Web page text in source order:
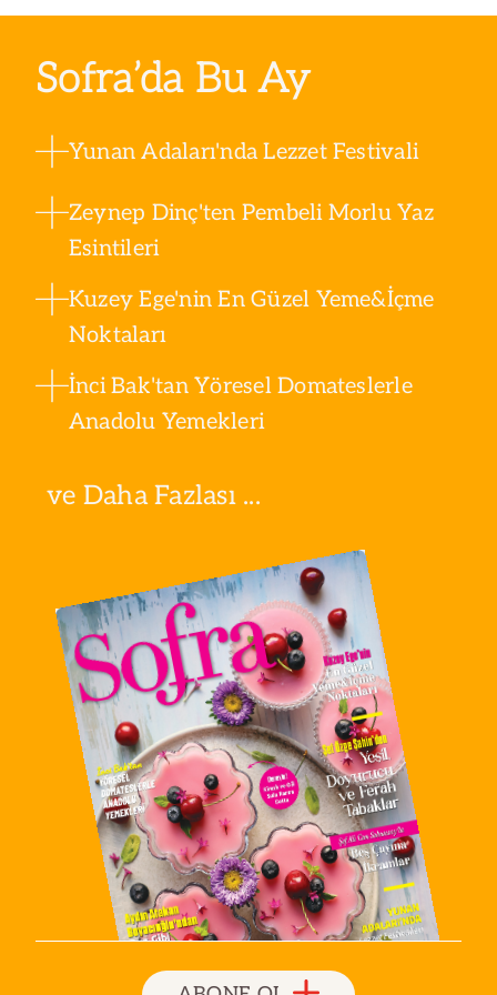
Sofra’da Bu Ay
Yunan Adaları'nda Lezzet Festivali
Zeynep Dinç'ten Pembeli Morlu Yaz
Esintileri
Kuzey Ege'nin En Güzel Yeme&İçme
Noktaları
İnci Bak'tan Yöresel Domateslerle
Anadolu Yemekleri
ve Daha Fazlası ...